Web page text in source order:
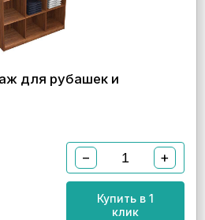
для рубашек и
− +
Купить в 1
клик